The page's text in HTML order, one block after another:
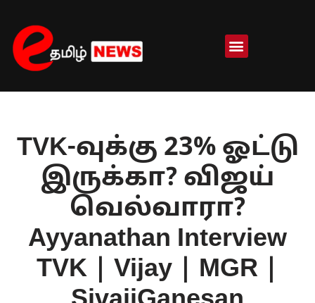
Skip
to
content
TVK-வுக்கு 23% ஓட்டு
இருக்கா? விஜய்
வெல்வாரா?
Ayyanathan Interview
TVK | Vijay | MGR |